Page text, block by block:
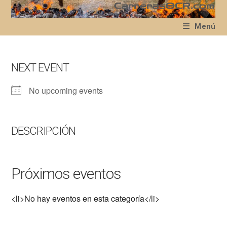
Menú
NEXT EVENT
No upcoming events
DESCRIPCIÓN
Próximos eventos
<li>No hay eventos en esta categoría</li>